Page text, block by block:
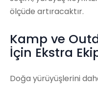
ölçüde artıracaktır.
Kamp ve
İçin Ekstra
Doğa yürüyüşlerini